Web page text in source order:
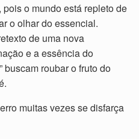
o mundo está repleto de
o olhar do essencial.
de uma nova
e a essência do
buscam roubar o fruto do
muitas vezes se disfarça